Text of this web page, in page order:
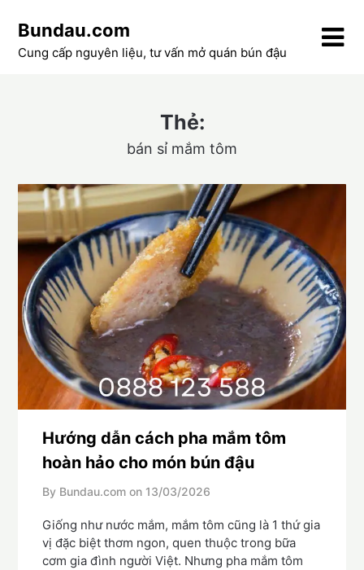
content
Bundau.com
Cung cấp nguyên liệu, tư vấn mở quán bún đậu
Thẻ:
bán sỉ mắm tôm
Hướng dẫn cách pha mắm tôm
hoàn hảo cho món bún đậu
By Bundau.com on 13/03/2026
Giống như nước mắm, mắm tôm cũng là 1 thứ gia
vị đặc biệt thơm ngon, quen thuộc trong bữa
cơm gia đình người Việt. Nhưng pha mắm tôm